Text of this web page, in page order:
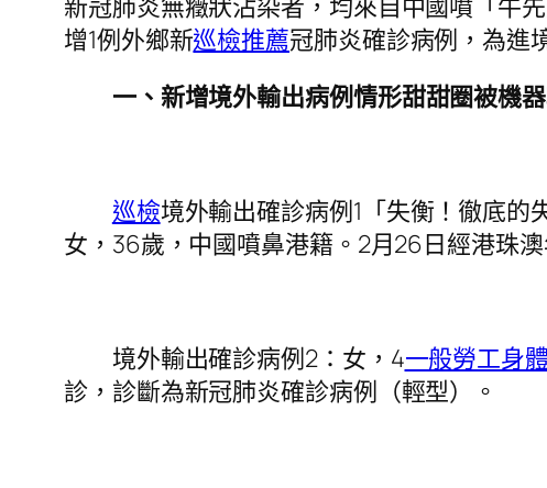
新冠肺炎無癥狀沾染者，均來自中國噴「牛
增1例外鄉新巡檢推薦冠肺炎確診病例，為進
一、新增境外輸出病例情形甜甜圈被機
巡檢境外輸出確診病例1「失衡！徹底的
女，36歲，中國噴鼻港籍。2月26日經港珠
境外輸出確診病例2：女，4一般勞工身
診，診斷為新冠肺炎確診病例（輕型）。